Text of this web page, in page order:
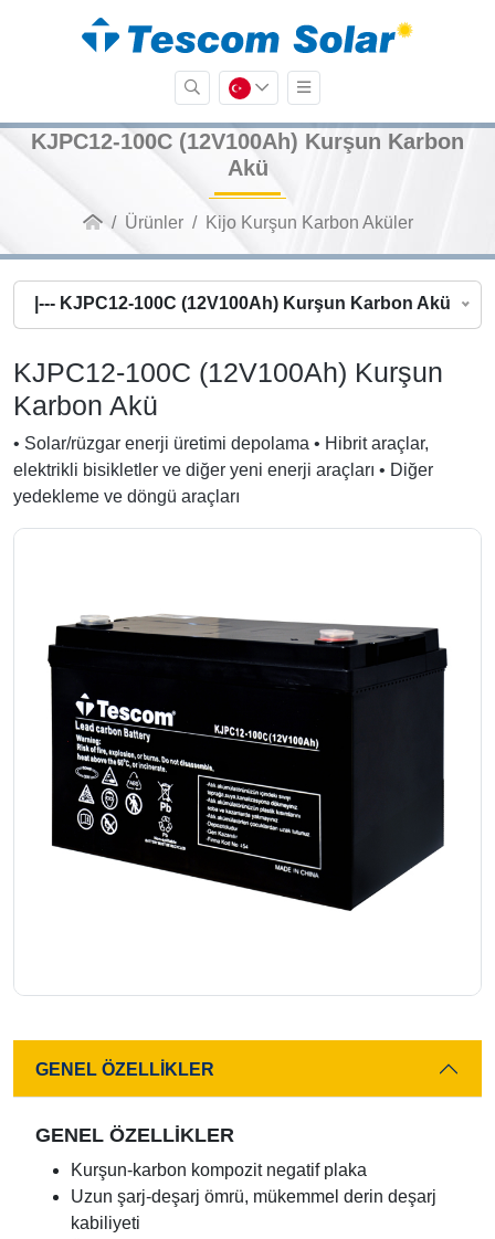
KJPC12-100C (12V100Ah) Kurşun Karbon
Akü
Ürünler Kijo Kurşun Karbon Aküler
|--- KJPC12-100C (12V100Ah) Kurşun Karbon Akü
KJPC12-100C (12V100Ah) Kurşun
Karbon Akü
• Solar/rüzgar enerji üretimi depolama • Hibrit araçlar,
elektrikli bisikletler ve diğer yeni enerji araçları • Diğer
yedekleme ve döngü araçları
GENEL ÖZELLİKLER
GENEL ÖZELLİKLER
Kurşun-karbon kompozit negatif plaka
Uzun şarj-deşarj ömrü, mükemmel derin deşarj
kabiliyeti